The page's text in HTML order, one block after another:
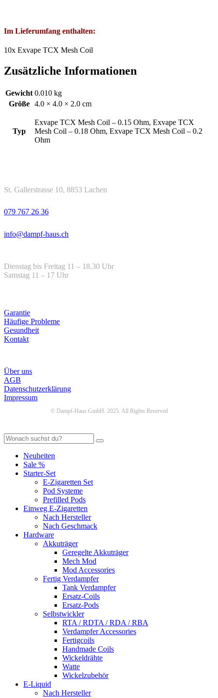
Im Lieferumfang enthalten:
10x Exvape TCX Mesh Coil
Zusätzliche Informationen
Gewicht 0.010 kg
Größe
4.0 × 4.0 × 2.0 cm
Typ
Exvape TCX Mesh Coil – 0.15 Ohm, Exvape TCX
Mesh Coil – 0.18 Ohm, Exvape TCX Mesh Coil – 0.2
Ohm
St. Gallerstrasse 10, 8853 Lachen
079 767 26 36
info@dampf-haus.ch
Dienstag bis Freitag 11 – 18.30 Uhr
Samstag 11 – 17 Uhr
Garantie
Häufige Probleme
Gesundheit
Kontakt
Über uns
AGB
Datenschutzerklärung
Impressum
© Dampf-Haus GmbH. 2025. All Rights Reserved
Neuheiten
Sale %
Starter-Set
E-Zigaretten Set
Pod Systeme
Prefilled Pods
Einweg E-Zigaretten
Nach Hersteller
Nach Geschmack
Hardware
Akkuträger
Geregelte Akkuträger
Mech Mod
Mod Accessories
Fertig Verdampfer
Tank Verdampfer
Ersatz-Coils
Ersatz-Pods
Selbstwickler
RTA / RDTA / RDA / RBA
Verdampfer Accessories
Fertigcoils
Handmade Coils
Wickeldrähte
Watte
Wickelzubehör
E-Liquid
Nach Hersteller